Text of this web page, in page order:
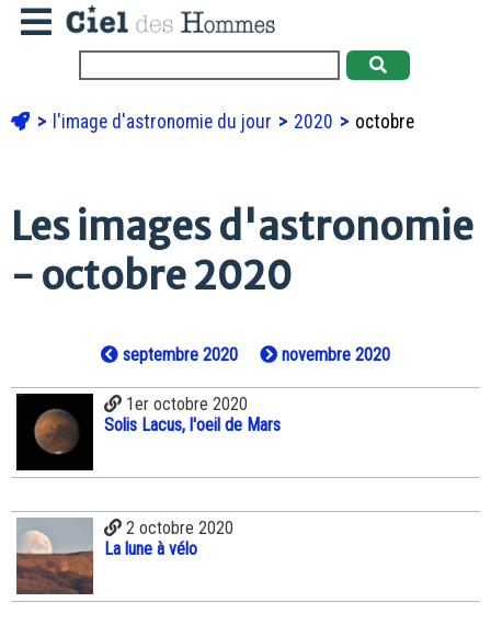
l'image d'astronomie du jour 2020 octobre
Les images d'astronomie
- octobre 2020
septembre 2020 novembre 2020
1er octobre 2020
Solis Lacus, l'oeil de Mars
2 octobre 2020
La lune à vélo